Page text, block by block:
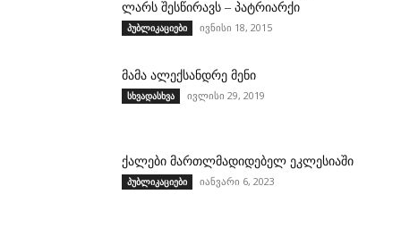
ლარს შესწირავს – პატრიარქი
პუბლიკაციები ივნისი 18, 2015
მამა ალექსანდრე მენი
სხვადასხვა ივლისი 29, 2019
ქალები მართლმადიდებელ ეკლესიაში
პუბლიკაციები იანვარი 6, 2023